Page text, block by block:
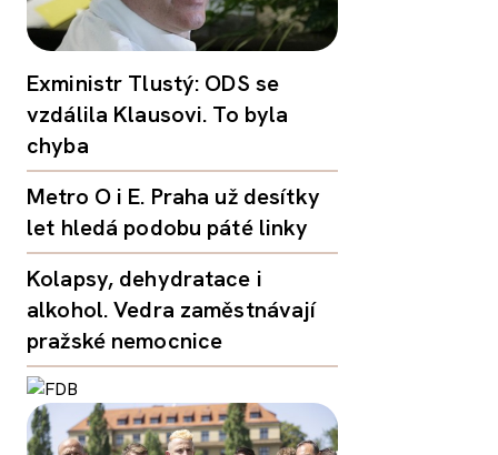
Exministr Tlustý: ODS se
vzdálila Klausovi. To byla
chyba
Metro O i E. Praha už desítky
let hledá podobu páté linky
Kolapsy, dehydratace i
alkohol. Vedra zaměstnávají
pražské nemocnice